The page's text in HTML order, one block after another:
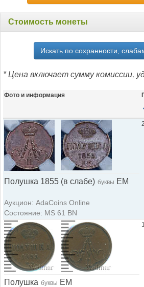
Стоимость монеты
Искать по сохранности,
* Цена включает сумму комиссии,
Фото и информация
Полушка 1855 (в слабе) буквы ЕМ
Аукцион: AdaCoins Online
Состояние: MS 61 BN
Полушка буквы ЕМ